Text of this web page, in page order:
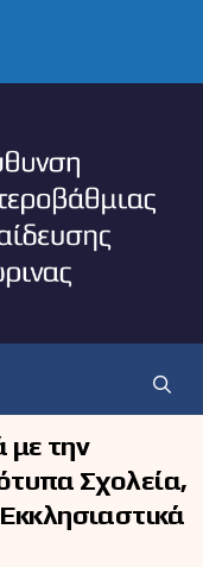
με την
Σχολεία,